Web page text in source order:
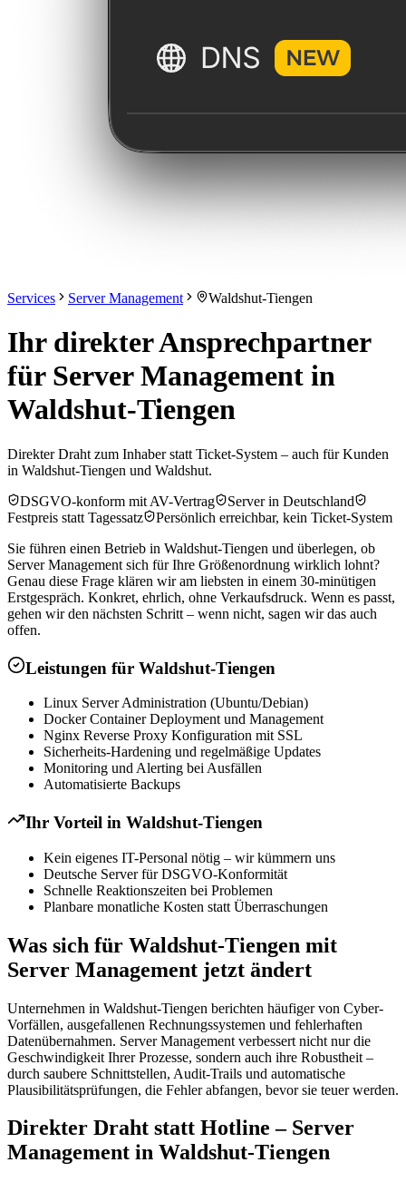
Services Server Management Waldshut-Tiengen
Ihr direkter Ansprechpartner
für Server Management in
Waldshut-Tiengen
Direkter Draht zum Inhaber statt Ticket-System – auch für Kunden
in Waldshut-Tiengen und Waldshut.
DSGVO-konform mit AV-Vertrag
Server in Deutschland
Festpreis statt Tagessatz
Persönlich erreichbar, kein Ticket-System
Sie führen einen Betrieb in Waldshut-Tiengen und überlegen, ob
Server Management sich für Ihre Größenordnung wirklich lohnt?
Genau diese Frage klären wir am liebsten in einem 30-minütigen
Erstgespräch. Konkret, ehrlich, ohne Verkaufsdruck. Wenn es passt,
gehen wir den nächsten Schritt – wenn nicht, sagen wir das auch
offen.
Leistungen für Waldshut-Tiengen
Linux Server Administration (Ubuntu/Debian)
Docker Container Deployment und Management
Nginx Reverse Proxy Konfiguration mit SSL
Sicherheits-Hardening und regelmäßige Updates
Monitoring und Alerting bei Ausfällen
Automatisierte Backups
Ihr Vorteil in Waldshut-Tiengen
Kein eigenes IT-Personal nötig – wir kümmern uns
Deutsche Server für DSGVO-Konformität
Schnelle Reaktionszeiten bei Problemen
Planbare monatliche Kosten statt Überraschungen
Was sich für Waldshut-Tiengen mit
Server Management jetzt ändert
Unternehmen in Waldshut-Tiengen berichten häufiger von Cyber-
Vorfällen, ausgefallenen Rechnungssystemen und fehlerhaften
Datenübernahmen. Server Management verbessert nicht nur die
Geschwindigkeit Ihrer Prozesse, sondern auch ihre Robustheit –
durch saubere Schnittstellen, Audit-Trails und automatische
Plausibilitätsprüfungen, die Fehler abfangen, bevor sie teuer werden.
Direkter Draht statt Hotline – Server
Management in Waldshut-Tiengen